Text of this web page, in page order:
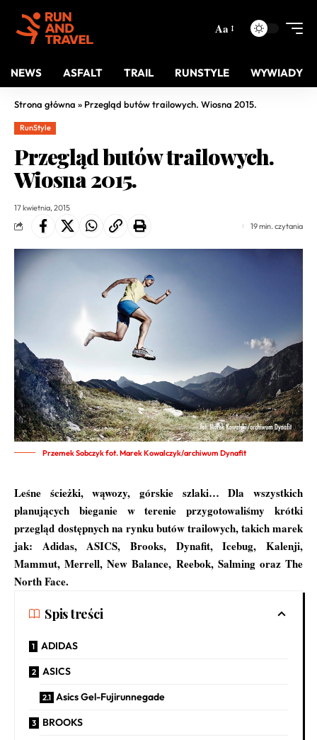
Aa
NEWS ASFALT TRAIL RUNSTYLE WYWIADY
Strona główna » Przegląd butów trailowych. Wiosna 2015.
RunStyle
Przegląd butów trailowych.
Wiosna 2015.
17 kwietnia, 2015
19 min. czytania
Przemek Sobczyk fot. Marek Kowalczyk/archiwum Dynafit
Leśne ścieżki, wąwozy, górskie szlaki… Dla wszystkich
planujących bieganie w terenie przygotowaliśmy krótki
przegląd dostępnych na rynku butów trailowych, takich marek
jak: Adidas, ASICS, Brooks, Dynafit, Icebug, Kalenji,
Mammut, Merrell, New Balance, Reebok, Salming oraz The
North Face.
Spis treści
ADIDAS
ASICS
Asics Gel-Fujirunnegade
BROOKS